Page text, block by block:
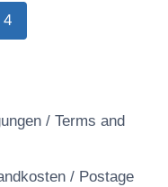
4
/ Terms and
/ Postage